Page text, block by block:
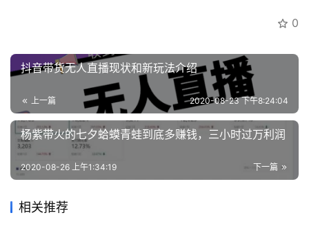
0
抖音带货无人直播现状和新玩法介绍
上一篇 2020-08-23 下午8:24:04
杨紫带火的七夕蛤蟆青蛙到底多赚钱，三小时过万利润
下一篇
2020-08-26 上午1:34:19
相关推荐